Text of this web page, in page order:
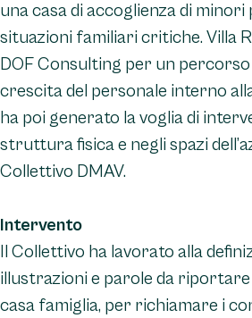
una casa di accoglienza di
situazioni familiari critiche. Villa
DOF Consulting per un percorso
crescita del personale interno
ha poi generato la voglia di
struttura fisica e negli spazi
Collettivo DMAV.
Intervento
Il Collettivo ha lavorato alla
illustrazioni e parole da
casa famiglia, per richiamare i